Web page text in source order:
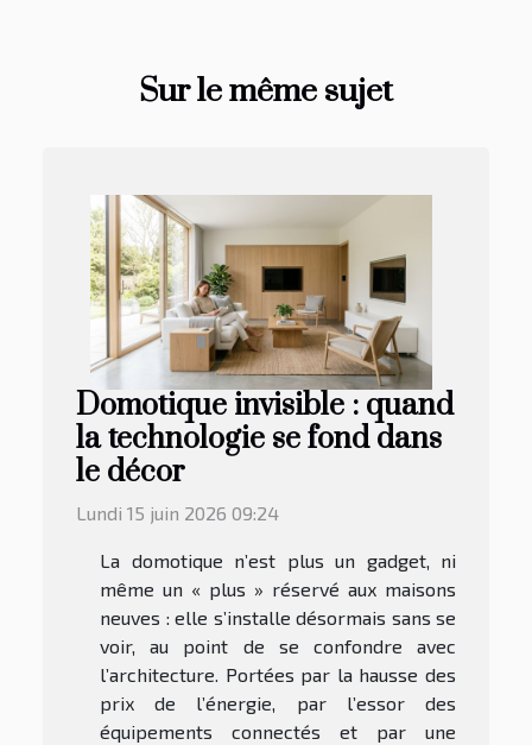
Sur le même sujet
Domotique invisible : quand
la technologie se fond dans
le décor
Lundi 15 juin 2026 09:24
La domotique n’est plus un gadget, ni
même un « plus » réservé aux maisons
neuves : elle s’installe désormais sans se
voir, au point de se confondre avec
l’architecture. Portées par la hausse des
prix de l’énergie, par l’essor des
équipements connectés et par une